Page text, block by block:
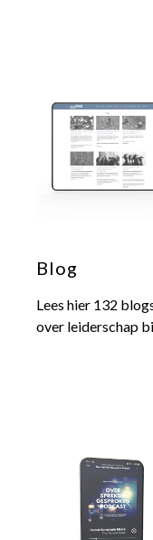
Blog
Lees hier 132
over leiderschap